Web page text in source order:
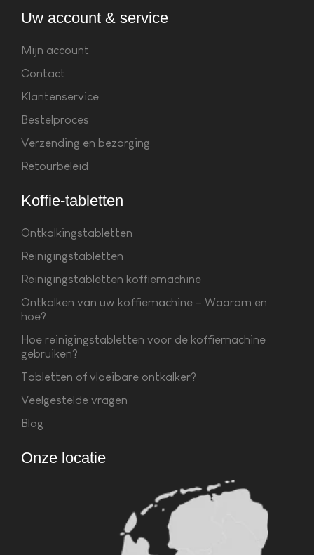
Uw account & service
Mijn account
Contact
Klantenservice
Bestelproces
Verzending en bezorging
Retourbeleid
Koffie-tabletten
Ontkalkingstabletten
Reinigingstabletten
Reinigingstabletten koffiemachine
Ontkalken van uw koffiemachine – Waarom en
hoe?
Hoe reinigingstabletten voor de koffiemachine
gebruiken?
Tabletten of vloeibare ontkalker?
Veelgestelde vragen
Blog
Onze locatie